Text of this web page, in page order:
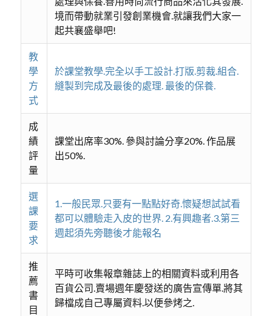
境而帶動就業引發創業機會.就讓我們大家一
起共襄盛舉吧!
教
學
方
式
於課堂教學.完全以手工設計.打版.剪裁.組合.
縫製到完成及最後的處理. 最後的保養.
成
績
評
量
課堂出席率30%. 參與討論分享20%. 作品展
出50%.
選
課
要
求
1.一般民眾.只要有一點點好奇.懷疑想試試看
都可以體驗走入皮的世界. 2.有興趣者.3.第三
週起須先旁聽後才能報名
推
薦
書
目
平時可收集報章雜誌上的相關資料或利用各
百貨公司.賣場週年慶發送的廣告宣傳單.將其
歸檔成自己專屬資料.以便參烤之.